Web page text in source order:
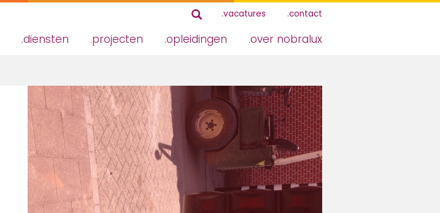
vacatures contact
diensten projecten opleidingen over nobralux